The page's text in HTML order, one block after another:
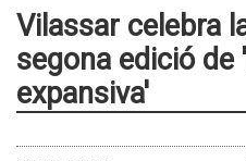
Vilassar celebra
segona edició de
expansiva'